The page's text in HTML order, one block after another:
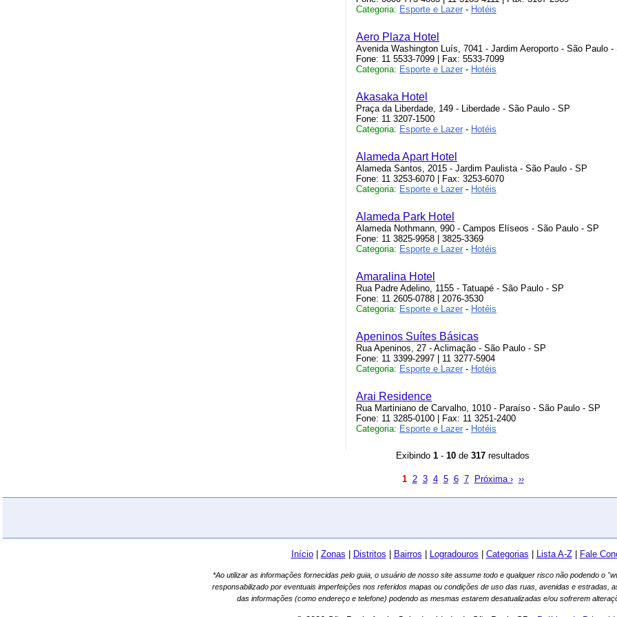
Categoria: Esporte e Lazer - Hotéis
Aero Plaza Hotel
Avenida Washington Luís, 7041 - Jardim Aeroporto - São Paulo -
Fone: 11 5533-7099 | Fax: 5533-7099
Categoria: Esporte e Lazer - Hotéis
Akasaka Hotel
Praça da Liberdade, 149 - Liberdade - São Paulo - SP
Fone: 11 3207-1500
Categoria: Esporte e Lazer - Hotéis
Alameda Apart Hotel
Alameda Santos, 2015 - Jardim Paulista - São Paulo - SP
Fone: 11 3253-6070 | Fax: 3253-6070
Categoria: Esporte e Lazer - Hotéis
Alameda Park Hotel
Alameda Nothmann, 990 - Campos Elíseos - São Paulo - SP
Fone: 11 3825-9958 | 3825-3369
Categoria: Esporte e Lazer - Hotéis
Amaralina Hotel
Rua Padre Adelino, 1155 - Tatuapé - São Paulo - SP
Fone: 11 2605-0788 | 2076-3530
Categoria: Esporte e Lazer - Hotéis
Apeninos Suítes Básicas
Rua Apeninos, 27 - Aclimação - São Paulo - SP
Fone: 11 3399-2997 | 11 3277-5904
Categoria: Esporte e Lazer - Hotéis
Arai Residence
Rua Martiniano de Carvalho, 1010 - Paraíso - São Paulo - SP
Fone: 11 3285-0100 | Fax: 11 3251-2400
Categoria: Esporte e Lazer - Hotéis
Exibindo 1 - 10 de 317 resultados
1 2 3 4 5 6 7 Próxima › ››
Início| Zonas Distritos Bairros Logradouros Categorias Lista A-Z| Fale
*Ao utilizar as informações fornecidas pelo guia, o usuário de nosso site assume todo e qualquer risco não podendo o
responsabilizado por eventuais imperfeições nos referidos mapas ou condições de uso das ruas, avenidas e estradas,
das informações (como endereço e telefone) podendo as mesmas estarem desatualizadas e/ou sofrerem